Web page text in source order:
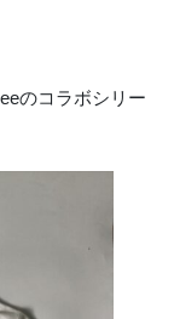
のコラボシリー